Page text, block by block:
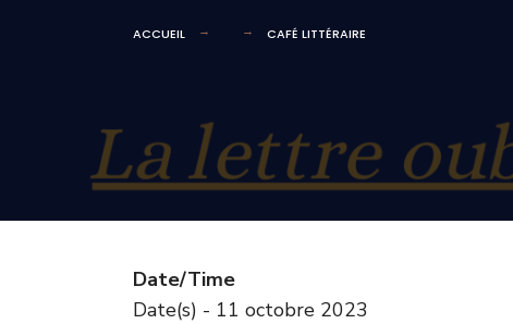
ACCUEIL CAFÉ LITTÉRAIRE
Date/Time
Date(s) - 11 octobre 2023